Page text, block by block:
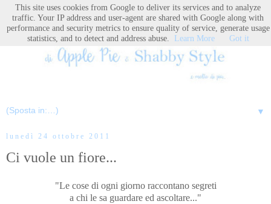
▼
lunedì 24 ottobre 2011
Ci vuole un fiore...
"Le cose di ogni giorno raccontano segreti
a chi le sa guardare ed ascoltare..."
This site uses cookies from Google to deliver its services and to analyze
traffic. Your IP address and user-agent are shared with Google along with
performance and security metrics to ensure quality of service, generate usage
statistics, and to detect and address abuse.
Learn More Got it